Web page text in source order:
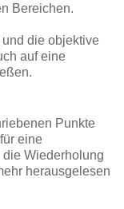
Bereichen.
die objektive
auf eine
Punkte
eine
Wiederholung
herausgelesen